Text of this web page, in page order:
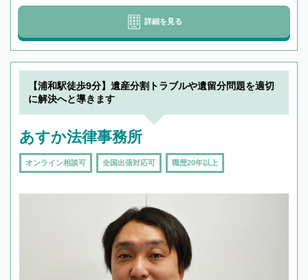
詳細を見る
【浦和駅徒歩9分】遺産分割トラブルや遺留分問題を適切
に解決へと導きます
あすか法律事務所
オンライン相談可 全国出張対応可 職歴20年以上